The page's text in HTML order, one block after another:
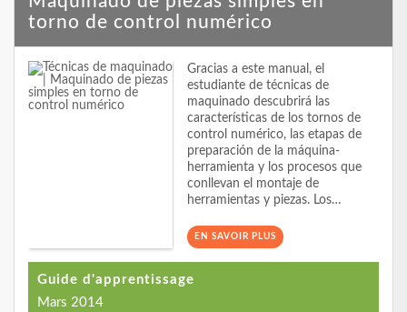
torno de control numérico
Gracias a este manual, el
estudiante de técnicas de
maquinado descubrirá las
características de los tornos de
control numérico, las etapas de
preparación de la máquina-
herramienta y los procesos que
conllevan el montaje de
herramientas y piezas. Los…
EN SAVOIR PLUS
Guide d'apprentissage
Mars 2014